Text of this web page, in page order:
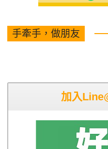
手牽手，做朋友
加入